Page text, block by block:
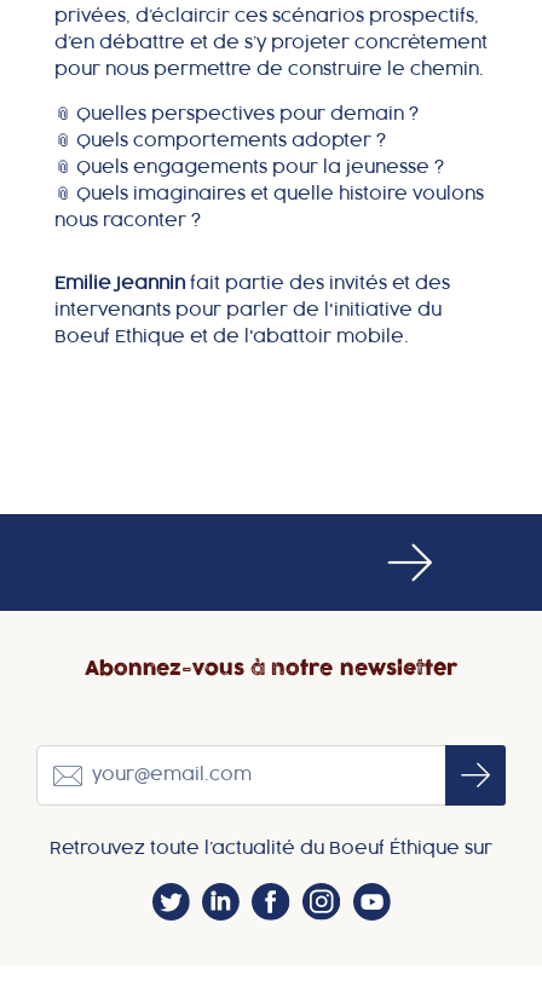
privées, d’éclaircir ces scénarios prospectifs,
d’en débattre et de s’y projeter concrètement
pour nous permettre de construire le chemin.
📎 Quelles perspectives pour demain ?
📎 Quels comportements adopter ?
📎 Quels engagements pour la jeunesse ?
📎 Quels imaginaires et quelle histoire voulons
nous raconter ?
Emilie Jeannin fait partie des invités et des
intervenants pour parler de l'initiative du
Boeuf Ethique et de l'abattoir mobile.
Abonnez-vous à notre newsletter
Retrouvez toute l’actualité du Boeuf Éthique sur